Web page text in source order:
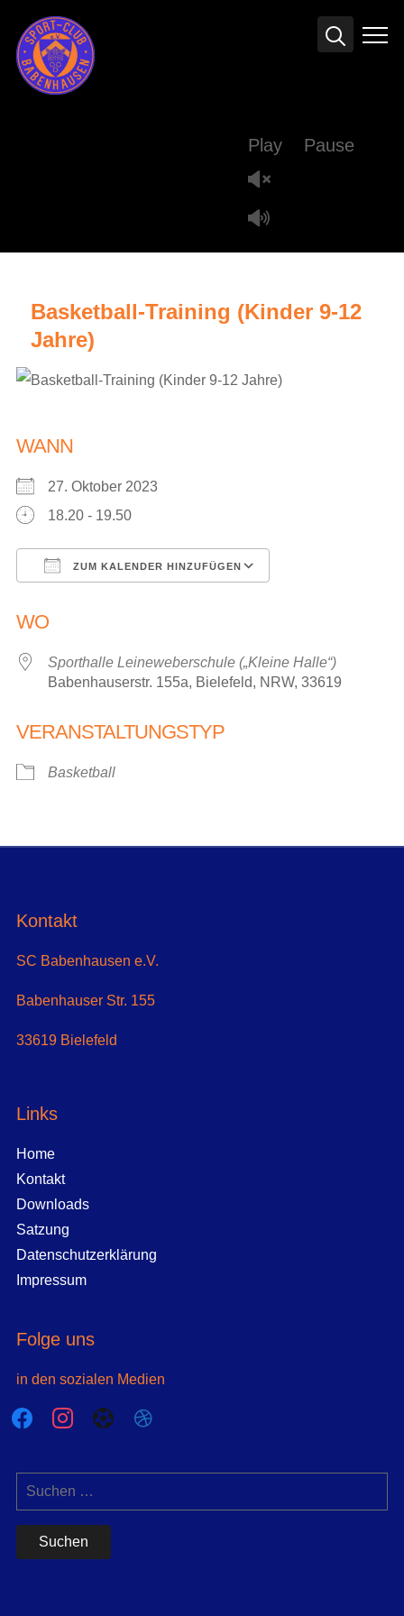
Info
Play Pause
Basketball-Training (Kinder 9-12
Jahre)
WANN
27. Oktober 2023
18.20 - 19.50
ZUM KALENDER HINZUFÜGEN
WO
Sporthalle Leineweberschule („Kleine Halle“)
Babenhauserstr. 155a, Bielefeld, NRW, 33619
VERANSTALTUNGSTYP
Basketball
Kontakt
SC Babenhausen e.V.
Babenhauser Str. 155
33619 Bielefeld
Links
Home
Kontakt
Downloads
Satzung
Datenschutzerklärung
Impressum
Folge uns
in den sozialen Medien
facebookinstagram
futbol-
dribbble
Suchen
nach: